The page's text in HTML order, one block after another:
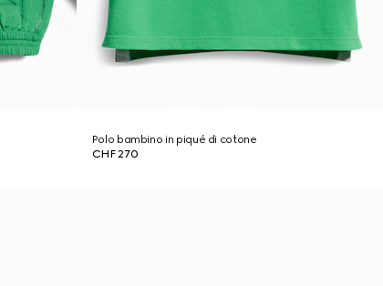
Polo bambino in piqué di cotone
CHF 270